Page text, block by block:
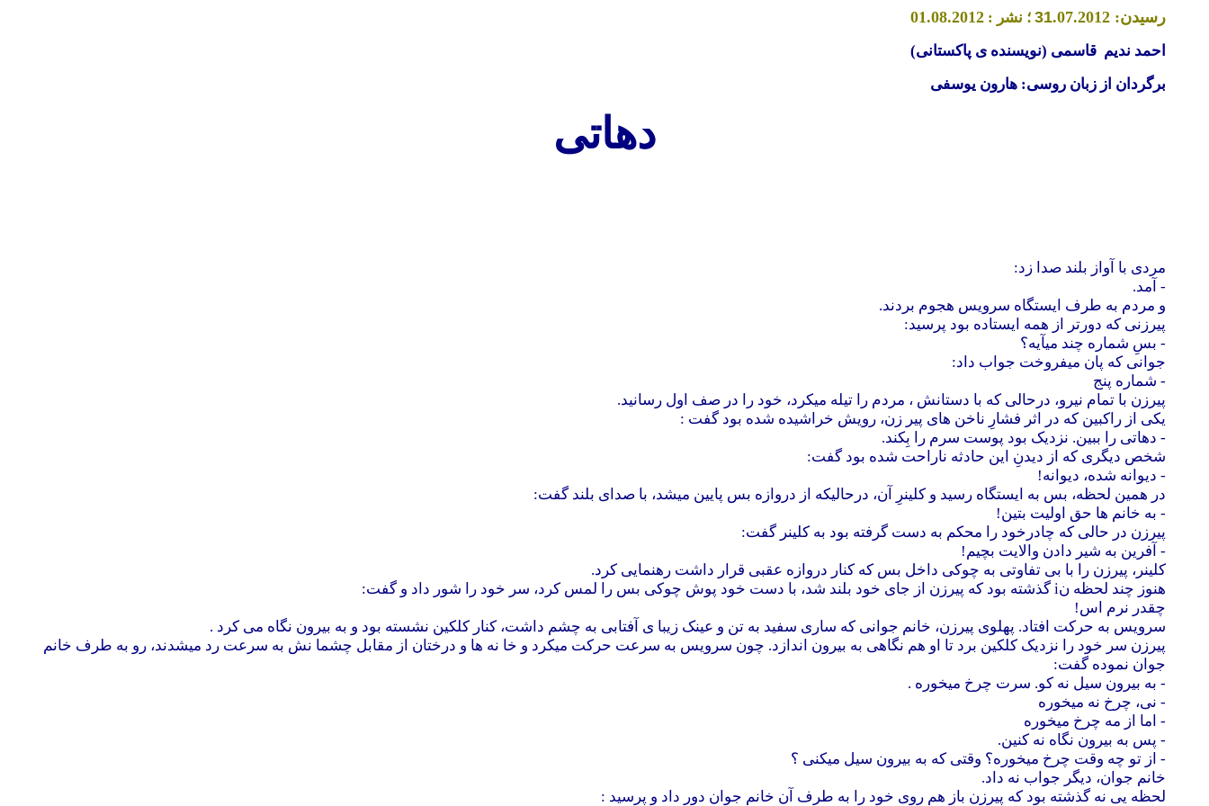
رسیدن: 31.07.2012 ؛ نشر : 01.08.2012
احمد ندیم قاسمی (نویسنده ی پاکستانی)
برگردان از زبان روسی: هارون یوسفی
دهاتی
مردی با آواز بلند صدا زد:
- آمد.
و مردم به طرف ایستگاه سرویس هجوم بردند.
پیرزنی که دورتر از همه ایستاده بود پرسید:
- بسِ شماره چند میآیه؟
جوانی که پان میفروخت جواب داد:
- شماره پنج
پیرزن با تمام نیرو، درحالی که با دستانش ، مردم را تیله میکرد، خود را در صف اول رسانید.
یکی از راکبین که در اثر فشارِ ناخن های پیر زن، رویش خراشیده شده بود گفت :
- دهاتی را ببین. نزدیک بود پوست سرم را بِکند.
شخص دیگری که از دیدنِ این حادثه ناراحت شده بود گفت:
- دیوانه شده، دیوانه!
در همین لحظه، بس به ایستگاه رسید و کلینرِ آن، درحالیکه از دروازه بس پایین میشد، با صدای بلند گفت:
- به خانم ها حق اولیت بتین!
پیرزن در حالی که چادرخود را محکم به دست گرفته بود به کلینر گفت:
- آفرین به شیر دادن والایت بچیم!
کلینر، پیرزن را با بی تفاوتی به چوکی داخل بس که کنار دروازه عقبی قرار داشت رهنمایی کرد.
هنوز چند لحظه نi گذشته بود که پیرزن از جای خود بلند شد، با دست خود پوش چوکی بس را لمس کرد، سر خود را شور داد و گفت:
چقدر نرم اس!
سرویس به حرکت افتاد. پهلوی پیرزن، خانم جوانی که ساری سفید به تن و عینک زیبا ی آفتابی به چشم داشت، کنار کلکین نشسته بود و به بیرون نگاه می کرد .
پیرزن سر خود را نزدیک کلکین برد تا او هم نگاهی به بیرون اندازد. چون سرویس به سرعت حرکت میکرد و خا نه ها و درختان از مقابل چشما نش به سرعت رد میشدند، رو به طرف خانم
جوان نموده گفت:
- به بیرون سیل نه کو. سرت چرخ میخوره .
- نی، چرخ نه میخوره
- اما از مه چرخ میخوره
- پس به بیرون نگاه نه کنین.
- از تو چه وقت چرخ میخوره؟ وقتی که به بیرون سیل میکنی ؟
خانم جوان، دیگر جواب نه داد.
لحظه یی نه گذشته بود که پیرزن باز هم روی خود را به طرف آن خانم جوان دور داد و پرسید :